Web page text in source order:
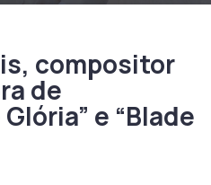
compositor
de
e “Blade